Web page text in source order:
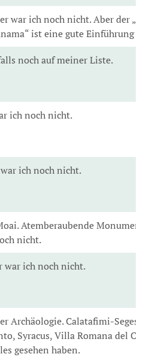
war ich noch nicht. Aber der
ist eine gute Einführung
noch auf meiner Liste.
ich noch nicht.
ich noch nicht.
Atemberaubende
nicht.
war ich noch nicht.
Archäologie. Calatafimi-Segesta,
Syracus, Villa Romana del
gesehen haben.